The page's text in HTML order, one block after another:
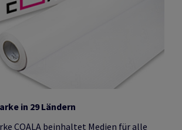
in 29 Ländern
COALA beinhaltet Medien für alle